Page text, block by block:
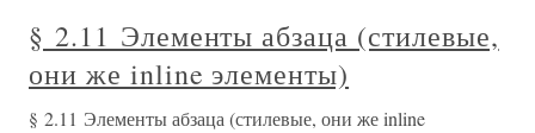
§ 2.11 Элементы абзаца (стилевые,
они же inline элементы)
§ 2.11 Элементы абзаца (стилевые, они же inline